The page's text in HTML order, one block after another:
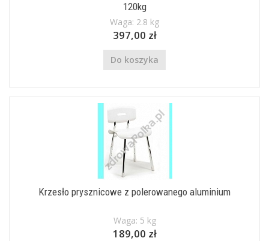
120kg
Waga: 2.8 kg
397,00 zł
Do koszyka
Krzesło prysznicowe z polerowanego aluminium
Waga: 5 kg
189,00 zł